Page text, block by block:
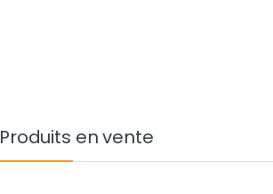
Produits en vente